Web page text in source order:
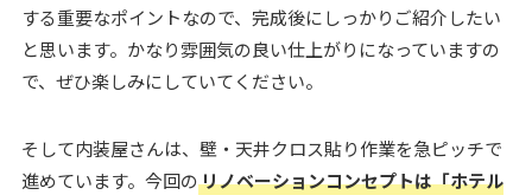
する重要なポイントなので、完成後にしっかりご紹介したい
と思います。かなり雰囲気の良い仕上がりになっていますの
で、ぜひ楽しみにしていてください。
そして内装屋さんは、壁・天井クロス貼り作業を急ピッチで
進めています。今回のリノベーションコンセプトは「ホテル